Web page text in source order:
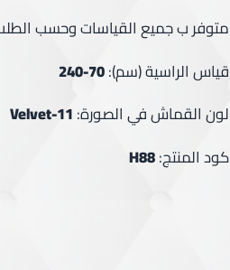
متوفر ب جميع القياسات وحسب
قياس الراسية (سم):70-24
0
لون القماش في الصورة:Velvet-11
كود المنتج:H88